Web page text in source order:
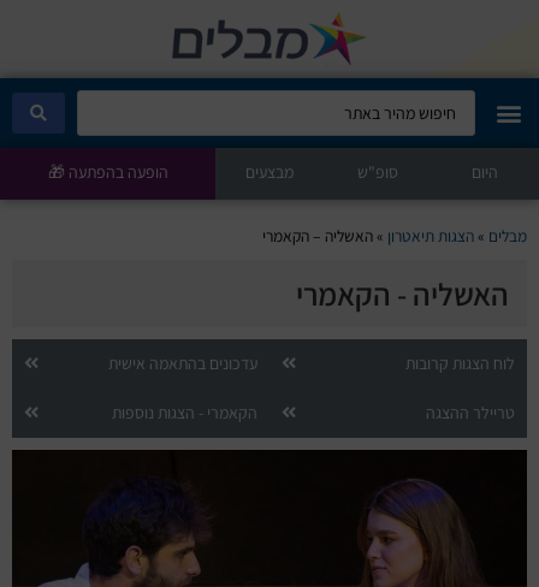
מבלים קלאב
הופעות היום
סטנדאפ
הצגות ילדים
הופעות חיות
הצגות תיאטרון
מחזות זמר
היום סופ"ש מבצעים הופעה בהפתעה 🎁
מבלים »הצגות תיאטרון »האשליה – הקאמרי
האשליה - הקאמרי
לוח הצגות קרובות עדכונים בהתאמה אישית
טריילר ההצגה הקאמרי - הצגות נוספות